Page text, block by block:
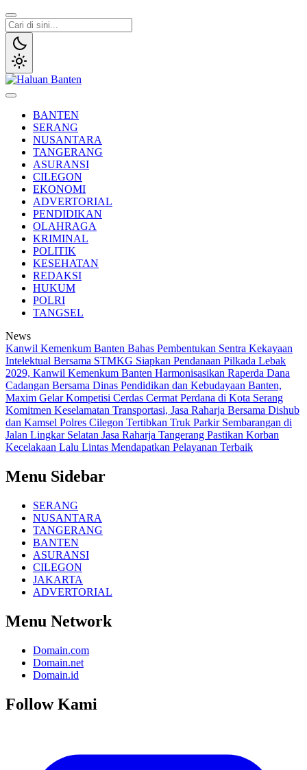
Lewati
ke
konten
BANTEN
SERANG
NUSANTARA
TANGERANG
ASURANSI
CILEGON
EKONOMI
ADVERTORIAL
PENDIDIKAN
OLAHRAGA
KRIMINAL
POLITIK
KESEHATAN
REDAKSI
HUKUM
POLRI
TANGSEL
News
Kanwil Kemenkum Banten Bahas Pembentukan Sentra Kekayaan
Intelektual Bersama STMKG Siapkan Pendanaan Pilkada Lebak
2029, Kanwil Kemenkum Banten Harmonisasikan Raperda Dana
Cadangan Bersama Dinas Pendidikan dan Kebudayaan Banten,
Maxim Gelar Kompetisi Cerdas Cermat Perdana di Kota Serang
Komitmen Keselamatan Transportasi, Jasa Raharja Bersama Dishub
dan Kamsel Polres Cilegon Tertibkan Truk Parkir Sembarangan di
Jalan Lingkar Selatan Jasa Raharja Tangerang Pastikan Korban
Kecelakaan Lalu Lintas Mendapatkan Pelayanan Terbaik
Menu Sidebar
SERANG
NUSANTARA
TANGERANG
BANTEN
ASURANSI
CILEGON
JAKARTA
ADVERTORIAL
Menu Network
Domain.com
Domain.net
Domain.id
Follow Kami